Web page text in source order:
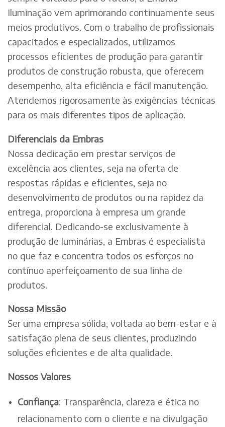
Iluminação vem aprimorando continuamente seus
meios produtivos. Com o trabalho de profissionais
capacitados e especializados, utilizamos
processos eficientes de produção para garantir
produtos de construção robusta, que oferecem
desempenho, alta eficiência e fácil manutenção.
Atendemos rigorosamente às exigências técnicas
para os mais diferentes tipos de aplicação.
Diferenciais da Embras
Nossa dedicação em prestar serviços de
excelência aos clientes, seja na oferta de
respostas rápidas e eficientes, seja no
desenvolvimento de produtos ou na rapidez da
entrega, proporciona à empresa um grande
diferencial. Dedicando-se exclusivamente à
produção de luminárias, a Embras é especialista
no que faz e concentra todos os esforços no
contínuo aperfeiçoamento de sua linha de
produtos.
Nossa Missão
Ser uma empresa sólida, voltada ao bem-estar e à
satisfação plena de seus clientes, produzindo
soluções eficientes e de alta qualidade.
Nossos Valores
Confiança: Transparência, clareza e ética no
relacionamento com o cliente e na divulgação